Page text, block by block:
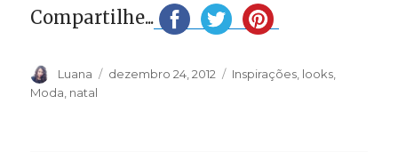
Compartilhe...
Autor
Luana
Publicado
dezembro 24, 2012 Categorias
Inspirações, looks,
Moda, natal